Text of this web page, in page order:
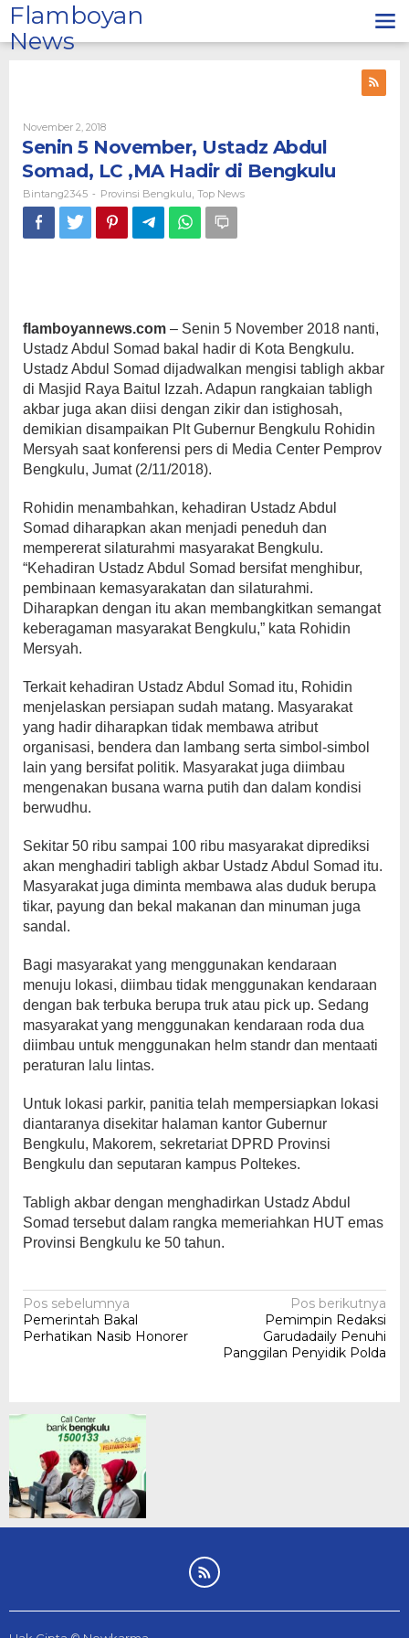
Lewati
ke
konten
Flamboyan
News
November 2, 2018Oleh
Bintang2345
Senin 5 November, Ustadz Abdul
Somad, LC ,MA Hadir di Bengkulu
Bintang2345 - Provinsi Bengkulu Top News
flamboyannews.com – Senin 5 November 2018 nanti,
Ustadz Abdul Somad bakal hadir di Kota Bengkulu.
Ustadz Abdul Somad dijadwalkan mengisi tabligh akbar
di Masjid Raya Baitul Izzah. Adapun rangkaian tabligh
akbar juga akan diisi dengan zikir dan istighosah,
demikian disampaikan Plt Gubernur Bengkulu Rohidin
Mersyah saat konferensi pers di Media Center Pemprov
Bengkulu, Jumat (2/11/2018).
Rohidin menambahkan, kehadiran Ustadz Abdul
Somad diharapkan akan menjadi peneduh dan
mempererat silaturahmi masyarakat Bengkulu.
“Kehadiran Ustadz Abdul Somad bersifat menghibur,
pembinaan kemasyarakatan dan silaturahmi.
Diharapkan dengan itu akan membangkitkan semangat
keberagaman masyarakat Bengkulu,” kata Rohidin
Mersyah.
Terkait kehadiran Ustadz Abdul Somad itu, Rohidin
menjelaskan persiapan sudah matang. Masyarakat
yang hadir diharapkan tidak membawa atribut
organisasi, bendera dan lambang serta simbol-simbol
lain yang bersifat politik. Masyarakat juga diimbau
mengenakan busana warna putih dan dalam kondisi
berwudhu.
Sekitar 50 ribu sampai 100 ribu masyarakat diprediksi
akan menghadiri tabligh akbar Ustadz Abdul Somad itu.
Masyarakat juga diminta membawa alas duduk berupa
tikar, payung dan bekal makanan dan minuman juga
sandal.
Bagi masyarakat yang menggunakan kendaraan
menuju lokasi, diimbau tidak menggunakan kendaraan
dengan bak terbuka berupa truk atau pick up. Sedang
masyarakat yang menggunakan kendaraan roda dua
diimbau untuk menggunakan helm standr dan mentaati
peraturan lalu lintas.
Untuk lokasi parkir, panitia telah mempersiapkan lokasi
diantaranya disekitar halaman kantor Gubernur
Bengkulu, Makorem, sekretariat DPRD Provinsi
Bengkulu dan seputaran kampus Poltekes.
Tabligh akbar dengan menghadirkan Ustadz Abdul
Somad tersebut dalam rangka memeriahkan HUT emas
Provinsi Bengkulu ke 50 tahun.
Navigasi
pos
Pos sebelumnya
Pemerintah Bakal
Perhatikan Nasib Honorer
Pos berikutnya
Pemimpin Redaksi
Garudadaily Penuhi
Panggilan Penyidik Polda